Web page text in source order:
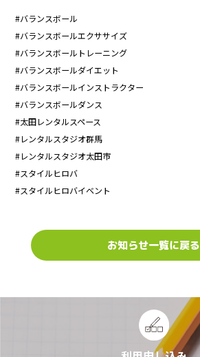
#バランスボール
#バランスボールエクササイズ
#バランスボールトレーニング
#バランスボールダイエット
#バランスボールインストラクター
#バランスボールダンス
#太田レンタルスペース
#レンタルスタジオ群馬
#レンタルスタジオ太田市
#スタイルヒロバ
#スタイルヒロバイベント
お知らせ一覧に戻る